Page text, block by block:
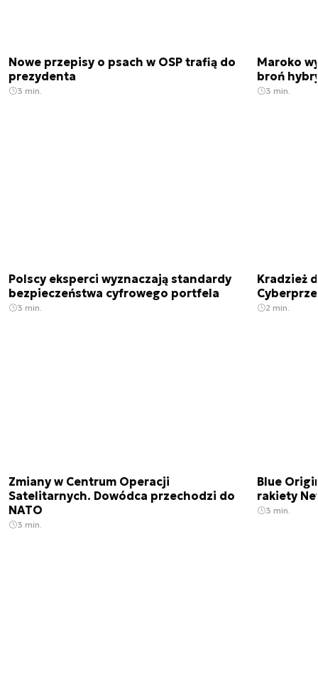
Nowe przepisy o psach w OSP trafią do
prezydenta
3 min.
Maroko
broń
3 min.
Polscy eksperci wyznaczają standardy
bezpieczeństwa cyfrowego portfela
3 min.
Kradzież
2 min.
Zmiany w Centrum Operacji
Satelitarnych. Dowódca przechodzi do
NATO
3 min.
Blue
rakiety
3 min.